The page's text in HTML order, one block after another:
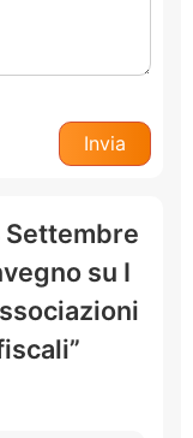
Settembre
su I